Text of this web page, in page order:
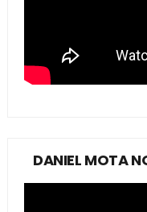
DANIEL MOTA